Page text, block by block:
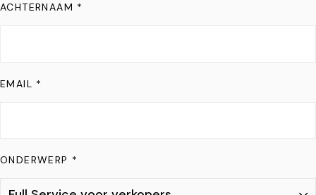
ACHTERNAAM *
EMAIL *
ONDERWERP *